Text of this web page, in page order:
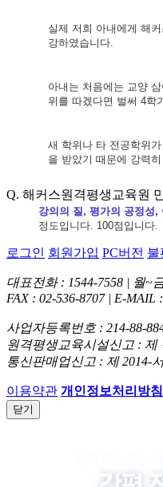
실제 저희 아내에게 해
강하였습니다.
아내는 처음에는 교양
위를 따겠다면 벌써 4학
새 학위나 타 전공학위
을 받았기 때문에 강력
Q. 해커스원격평생교육원
강의의 질, 평가의 공정성,
정도입니다 . 100점입니다.
로그인 회원가입 PC버전 불
대표전화 : 1544-7558 | 월~
FAX : 02-536-8707 | E-MAIL
사업자등록번호 : 214-88-
원격평생교육시설신고 : 제
통신판매업신고 : 제 2014-
이용약관 개인정보처리방침
닫기